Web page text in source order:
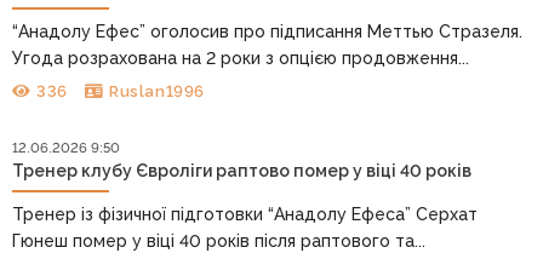
“Анадолу Ефес” оголосив про підписання Меттью Стразеля.
Угода розрахована на 2 роки з опцією продовження...
336 Ruslan1996
12.06.2026 9:50
Тренер клубу Євроліги раптово помер у віці 40 років
Тренер із фізичної підготовки “Анадолу Ефеса” Серхат
Гюнеш помер у віці 40 років після раптового та...